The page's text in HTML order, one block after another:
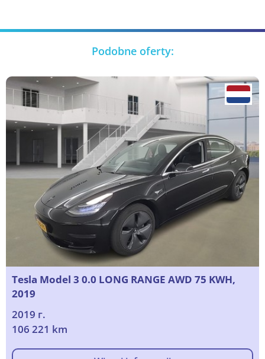
Podobne oferty:
Tesla Model 3 0.0 LONG RANGE AWD 75 KWH,
2019
2019 г.
106 221 km